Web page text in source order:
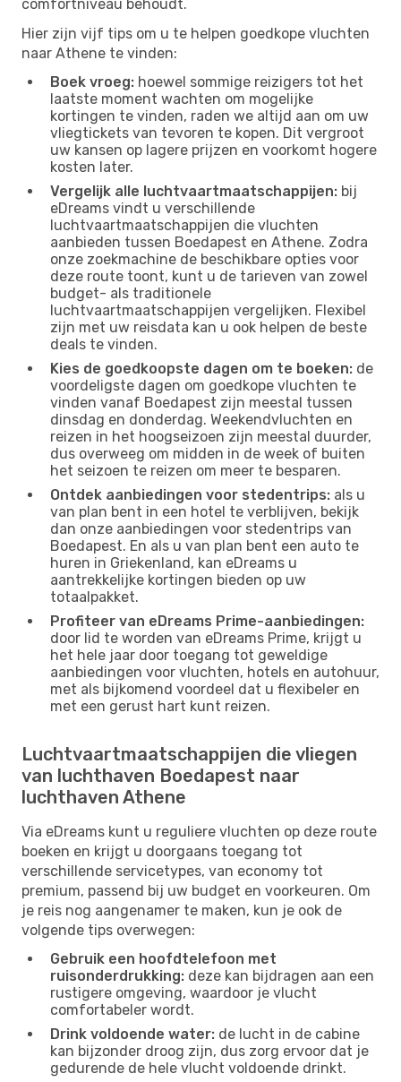
comfortniveau behoudt.
Hier zijn vijf tips om u te helpen goedkope vluchten
naar Athene te vinden:
Boek vroeg: hoewel sommige reizigers tot het
laatste moment wachten om mogelijke
kortingen te vinden, raden we altijd aan om uw
vliegtickets van tevoren te kopen. Dit vergroot
uw kansen op lagere prijzen en voorkomt hogere
kosten later.
Vergelijk alle luchtvaartmaatschappijen: bij
eDreams vindt u verschillende
luchtvaartmaatschappijen die vluchten
aanbieden tussen Boedapest en Athene. Zodra
onze zoekmachine de beschikbare opties voor
deze route toont, kunt u de tarieven van zowel
budget- als traditionele
luchtvaartmaatschappijen vergelijken. Flexibel
zijn met uw reisdata kan u ook helpen de beste
deals te vinden.
Kies de goedkoopste dagen om te boeken: de
voordeligste dagen om goedkope vluchten te
vinden vanaf Boedapest zijn meestal tussen
dinsdag en donderdag. Weekendvluchten en
reizen in het hoogseizoen zijn meestal duurder,
dus overweeg om midden in de week of buiten
het seizoen te reizen om meer te besparen.
Ontdek aanbiedingen voor stedentrips: als u
van plan bent in een hotel te verblijven, bekijk
dan onze aanbiedingen voor stedentrips van
Boedapest. En als u van plan bent een auto te
huren in Griekenland, kan eDreams u
aantrekkelijke kortingen bieden op uw
totaalpakket.
Profiteer van eDreams Prime-aanbiedingen:
door lid te worden van eDreams Prime, krijgt u
het hele jaar door toegang tot geweldige
aanbiedingen voor vluchten, hotels en autohuur,
met als bijkomend voordeel dat u flexibeler en
met een gerust hart kunt reizen.
Luchtvaartmaatschappijen die vliegen
van luchthaven Boedapest naar
luchthaven Athene
Via eDreams kunt u reguliere vluchten op deze route
boeken en krijgt u doorgaans toegang tot
verschillende servicetypes, van economy tot
premium, passend bij uw budget en voorkeuren. Om
je reis nog aangenamer te maken, kun je ook de
volgende tips overwegen:
Gebruik een hoofdtelefoon met
ruisonderdrukking: deze kan bijdragen aan een
rustigere omgeving, waardoor je vlucht
comfortabeler wordt.
Drink voldoende water: de lucht in de cabine
kan bijzonder droog zijn, dus zorg ervoor dat je
gedurende de hele vlucht voldoende drinkt.